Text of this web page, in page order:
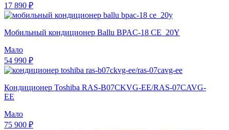
17 890 ₽
Мобильный кондиционер Ballu BPAC-18 CE_20Y
Мало
54 990 ₽
Кондиционер Toshiba RAS-B07CKVG-EE/RAS-07CAVG-
EE
Мало
75 900 ₽